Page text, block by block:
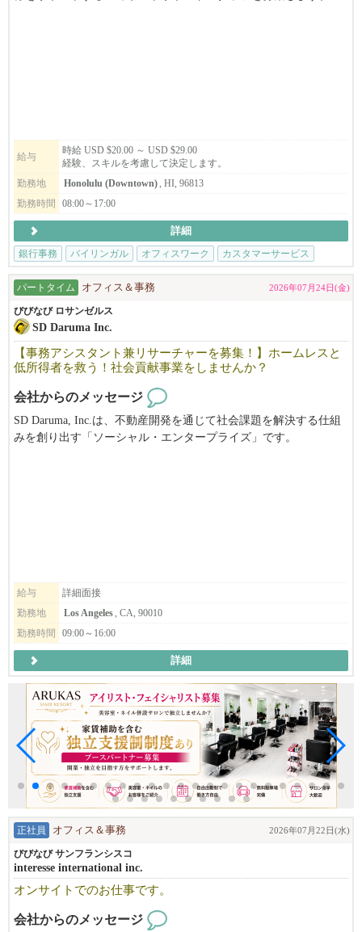
業サポートなどの経験を活かしながら、安定した環境で長く働き
たい方を歓迎します。
福利厚生も充実しており、医療保険や401(k)、学費補助制度な
ど、安心して長くキャリアを築ける環境です。
給与
時給 USD $20.00 ～ USD $29.00
経験、スキルを考慮して決定します。
勤務地
Honolulu (Downtown), HI, 96813
勤務時間
08:00～17:00
詳細
銀行事務
バイリンガル オフィスワーク カスタマーサービス
パートタイム オフィス＆事務 2026年07月24日(金)
びびなび ロサンゼルス
SD Daruma Inc.
【事務アシスタント兼リサーチャーを募集！】ホームレスと
低所得者を救う！社会貢献事業をしませんか？
会社からのメッセージ
SD Daruma, Inc.は、不動産開発を通じて社会課題を解決する仕組
みを創り出す「ソーシャル・エンタープライズ」です。
✅基本的なパソコン操作ができる方（Excel,Word,Powerpointなど）
✅アメリカの国や市、日米の各種団体とのつながりの中でお仕事
給与
詳細面接
勤務地
Los Angeles , CA, 90010
勤務時間
09:00～16:00
詳細
正社員 オフィス＆事務 2026年07月22日(水)
びびなび サンフランシスコ
interesse international inc.
オンサイトでのお仕事です。
会社からのメッセージ